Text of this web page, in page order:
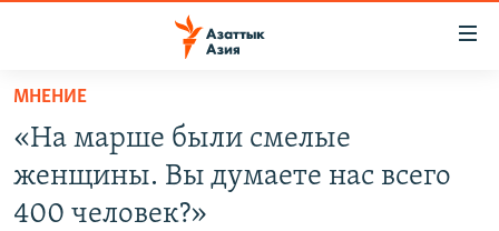
Вернуться
основному
содержанию
Вернутся
ЦЕНТРАЛЬНАЯ АЗИЯ
КАЗАХСТАН
ВОЙНА В УКРАИНЕ
МНЕНИЕ
«На марше были смелые
женщины. Вы думаете нас всего
400 человек?»